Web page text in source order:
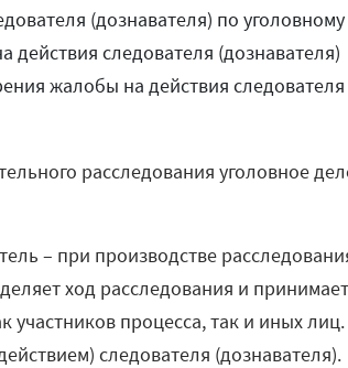
(дознавателя) по уголовному
следователя (дознавателя)
жалобы на действия следователя
расследования уголовное
– при производстве
ход расследования и
участников процесса, так и иных
следователя (дознавателя).